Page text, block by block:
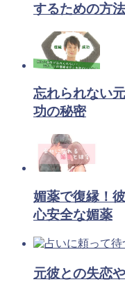
するための方法
忘れられない
功の秘密
媚薬で復縁！
心安全な媚薬
元彼との失恋